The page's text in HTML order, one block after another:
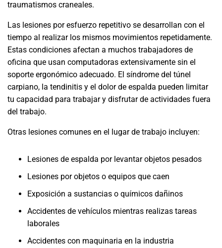
traumatismos craneales.
Las lesiones por esfuerzo repetitivo se desarrollan con el
tiempo al realizar los mismos movimientos repetidamente.
Estas condiciones afectan a muchos trabajadores de
oficina que usan computadoras extensivamente sin el
soporte ergonómico adecuado. El síndrome del túnel
carpiano, la tendinitis y el dolor de espalda pueden limitar
tu capacidad para trabajar y disfrutar de actividades fuera
del trabajo.
Otras lesiones comunes en el lugar de trabajo incluyen:
Lesiones de espalda por levantar objetos pesados
Lesiones por objetos o equipos que caen
Exposición a sustancias o químicos dañinos
Accidentes de vehículos mientras realizas tareas
laborales
Accidentes con maquinaria en la industria